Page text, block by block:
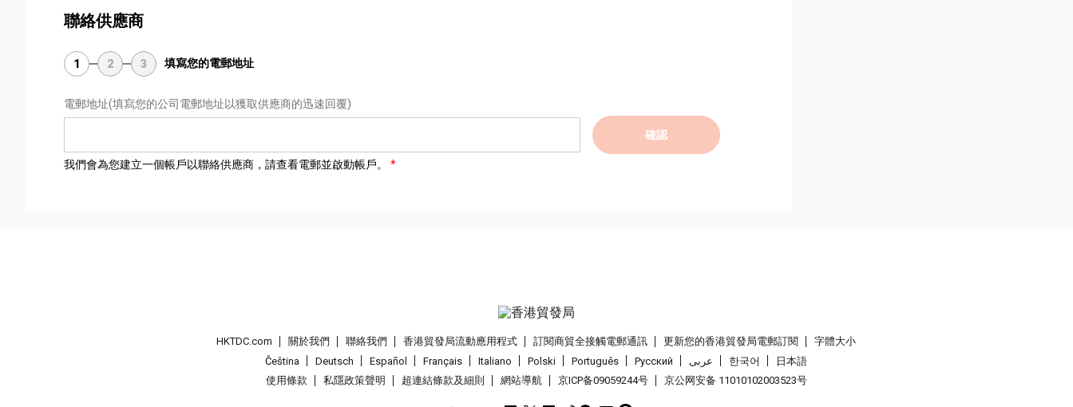
聯絡供應商
1 2 3 填寫您的電郵地址
電郵地址(填寫您的公司電郵地址以獲取供應商的迅速回覆)
確認
我們會為您建立一個帳戶以聯絡供應商，請查看電郵並啟動帳戶。
HKTDC.com 關於我們 聯絡我們 香港貿發局流動應用程式 訂閱商貿全接觸電郵通訊 更新您的香港貿發局電郵訂閱
字體大小
Čeština
Deutsch Español Français Italiano Polski Português Pусский عربى 한국어
日本語
使用條款
私隱政策聲明 超連結條款及細則 網站導航 京ICP备09059244号 京公网安备 11010102003523号